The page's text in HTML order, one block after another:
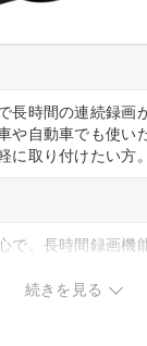
長時間の連続録画
や自動車でも使い
に取り付けたい方。
で、長時間録画機
続きを見る